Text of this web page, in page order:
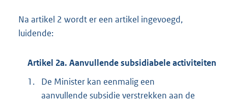
Na artikel 2 wordt er een artikel ingevoegd,
luidende:
Artikel 2a. Aanvullende subsidiabele activiteiten
1.
De Minister kan eenmalig een
aanvullende subsidie verstrekken aan de